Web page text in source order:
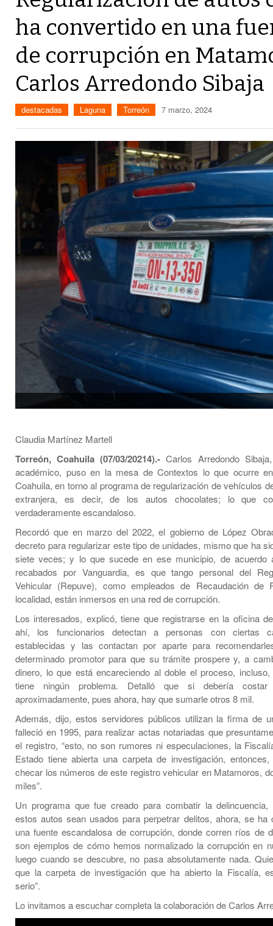
ha convertido en una
de corrupción en
Carlos Arredondo Sibaja
destacadas Laguna Torreón 7 marzo, 2024
Claudia Martínez Martell
Torreón, Coahuila (07/03/20214).- Carlos Arredondo
académico, puso en la mesa de Contextos lo que ocurre
Coahuila, en torno al programa de regularización de vehículos
extranjera, es decir, de los autos chocolates; lo que
verdaderamente escandaloso.
Recordó que en marzo del 2022, el gobierno de López
decreto para regularizar este tipo de unidades, mismo que ha
siete veces; y lo que sucede en ese municipio, de acuerdo
recabados por Vanguardia, es que tango personal del
Vehicular (Repuve), como empleados de Recaudación de
localidad, están inmersos en una red de corrupción.
Los interesados, explicó, tiene que registrarse en la oficina
ahí, los funcionarios detectan a personas con ciertas
establecidas y las contactan por aparte para
determinado promotor para que su trámite prospere y, a
dinero, lo que está encareciendo al doble el proceso,
tiene ningún problema. Detalló que si debería
aproximadamente, pues ahora, hay que sumarle otros 8 mil.
Además, dijo, estos servidores públicos utilizan la firma de
falleció en 1995, para realizar actas notariadas que
el registro, “esto, no son rumores ni especulaciones, la
Estado tiene abierta una carpeta de investigación,
checar los números de este registro vehicular en Matamoros,
miles”.
Un programa que fue creado para combatir la delincuencia,
estos autos sean usados para perpetrar delitos, ahora, se ha
una fuente escandalosa de corrupción, donde corren ríos de
son ejemplos de cómo hemos normalizado la corrupción en
luego cuando se descubre, no pasa absolutamente nada.
que la carpeta de investigación que ha abierto la Fiscalía,
serio”.
Lo invitamos a escuchar completa la colaboración de Carlos